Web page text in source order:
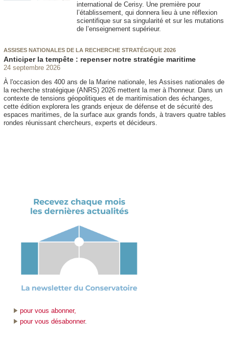
international de Cerisy. Une première pour
l’établissement, qui donnera lieu à une réflexion
scientifique sur sa singularité et sur les mutations
de l’enseignement supérieur.
ASSISES NATIONALES DE LA RECHERCHE STRATÉGIQUE 2026
Anticiper la tempête : repenser notre stratégie maritime
24 septembre 2026
À l'occasion des 400 ans de la Marine nationale, les Assises nationales de
la recherche stratégique (ANRS) 2026 mettent la mer à l'honneur. Dans un
contexte de tensions géopolitiques et de maritimisation des échanges,
cette édition explorera les grands enjeux de défense et de sécurité des
espaces maritimes, de la surface aux grands fonds, à travers quatre tables
rondes réunissant chercheurs, experts et décideurs.
pour vous abonner,
pour vous désabonner.